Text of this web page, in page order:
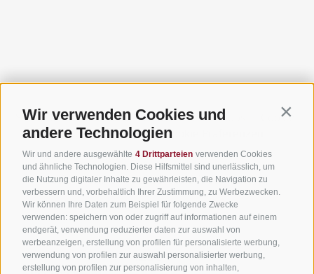
Wir verwenden Cookies und
andere Technologien
Wir und andere ausgewählte 4 Drittparteien verwenden Cookies
und ähnliche Technologien. Diese Hilfsmittel sind unerlässlich, um
die Nutzung digitaler Inhalte zu gewährleisten, die Navigation zu
verbessern und, vorbehaltlich Ihrer Zustimmung, zu Werbezwecken.
Wir können Ihre Daten zum Beispiel für folgende Zwecke
verwenden: speichern von oder zugriff auf informationen auf einem
endgerät, verwendung reduzierter daten zur auswahl von
werbeanzeigen, erstellung von profilen für personalisierte werbung,
verwendung von profilen zur auswahl personalisierter werbung,
erstellung von profilen zur personalisierung von inhalten,
ortsverwurzelten Menschen mit ihrer eindrucksvollen
alpinen Geschichte machen aus dieser Region ein
Alpinerlebnis für Menschen, deren Herz für die Berge
Sitemap · Impressum · Finanzierung · Jobs
Richtlinie · Privacy ·
Cookie Präferenzen
UID IT01191160215
·
sporthoteltyrol@pec.senso.bz (SUBM7ØN)